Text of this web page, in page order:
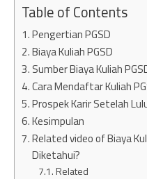
Table of Contents
Pengertian PGSD
Biaya Kuliah PGSD
Sumber Biaya Kuliah
Cara Mendaftar Kuliah
Prospek Karir Setelah
Kesimpulan
Related video of Biaya
Diketahui?
Related